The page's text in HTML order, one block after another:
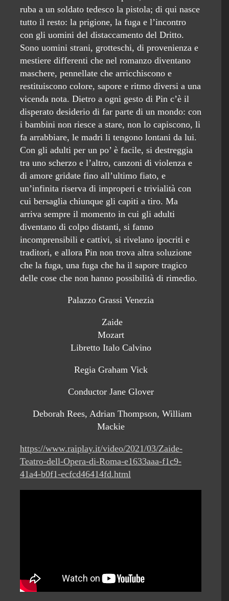
ruba a un soldato tedesco la pistola; di qui nasce
tutto il resto: la prigione, la fuga e l’incontro
con gli uomini del distaccamento del Dritto.
Sono uomini strani, grotteschi, di provenienza e
mestiere differenti che nel romanzo diventano
maschere, pennellate che arricchiscono e
restituiscono colore, sapore e ritmo diversi a una
vicenda nota. Dietro a ogni gesto di Pin c’è il
disperato desiderio di far parte di un mondo: con
i bambini non riesce a stare, non lo capiscono, li
fa arrabbiare, le madri li tengono lontani da lui.
Con gli adulti per un po’ è facile, si destreggia
tra uno scherzo e l’altro, canzoni di violenza e
di amore gridate fino all’ultimo fiato, e
un’infinita riserva di improperi e trivialità con
cui bersaglia chiunque gli capiti a tiro. Ma
arriva sempre il momento in cui gli adulti
diventano di colpo distanti, si fanno
incomprensibili e cattivi, si rivelano ipocriti e
traditori, e allora Pin non trova altra soluzione
che la fuga, una fuga che ha il sapore tragico
delle cose che non hanno possibilità di rimedio.
Palazzo Grassi Venezia
Zaide
Mozart
Libretto Italo Calvino
Regia Graham Vick
Conductor Jane Glover
Deborah Rees, Adrian Thompson, William
Mackie
https://www.raiplay.it/video/2021/03/Zaide-
Teatro-dell-Opera-di-Roma-e1633aaa-f1c9-
41a4-b0f1-ecfcd46414fd.html